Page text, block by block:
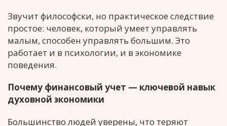
Звучит философски, но практическое следствие
простое: человек, который умеет управлять
малым, способен управлять большим. Это
работает и в психологии, и в экономике
поведения.
Почему финансовый учет — ключевой навык
духовной экономики
Большинство людей уверены, что теряют